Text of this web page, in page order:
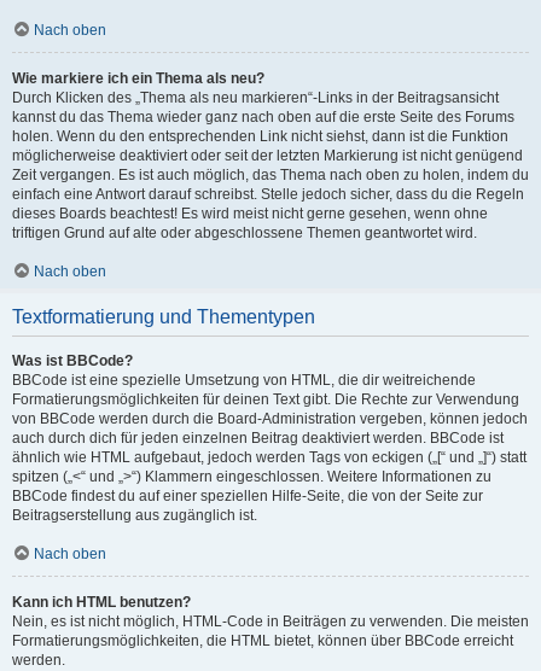
Nach oben
Wie markiere ich ein Thema als neu?
Durch Klicken des „Thema als neu markieren“-Links in der Beitragsansicht
kannst du das Thema wieder ganz nach oben auf die erste Seite des Forums
holen. Wenn du den entsprechenden Link nicht siehst, dann ist die Funktion
möglicherweise deaktiviert oder seit der letzten Markierung ist nicht genügend
Zeit vergangen. Es ist auch möglich, das Thema nach oben zu holen, indem du
einfach eine Antwort darauf schreibst. Stelle jedoch sicher, dass du die Regeln
dieses Boards beachtest! Es wird meist nicht gerne gesehen, wenn ohne
triftigen Grund auf alte oder abgeschlossene Themen geantwortet wird.
Nach oben
Textformatierung und Thementypen
Was ist BBCode?
BBCode ist eine spezielle Umsetzung von HTML, die dir weitreichende
Formatierungsmöglichkeiten für deinen Text gibt. Die Rechte zur Verwendung
von BBCode werden durch die Board-Administration vergeben, können jedoch
auch durch dich für jeden einzelnen Beitrag deaktiviert werden. BBCode ist
ähnlich wie HTML aufgebaut, jedoch werden Tags von eckigen („[“ und „]“) statt
spitzen („<“ und „>“) Klammern eingeschlossen. Weitere Informationen zu
BBCode findest du auf einer speziellen Hilfe-Seite, die von der Seite zur
Beitragserstellung aus zugänglich ist.
Nach oben
Kann ich HTML benutzen?
Nein, es ist nicht möglich, HTML-Code in Beiträgen zu verwenden. Die meisten
Formatierungsmöglichkeiten, die HTML bietet, können über BBCode erreicht
werden.